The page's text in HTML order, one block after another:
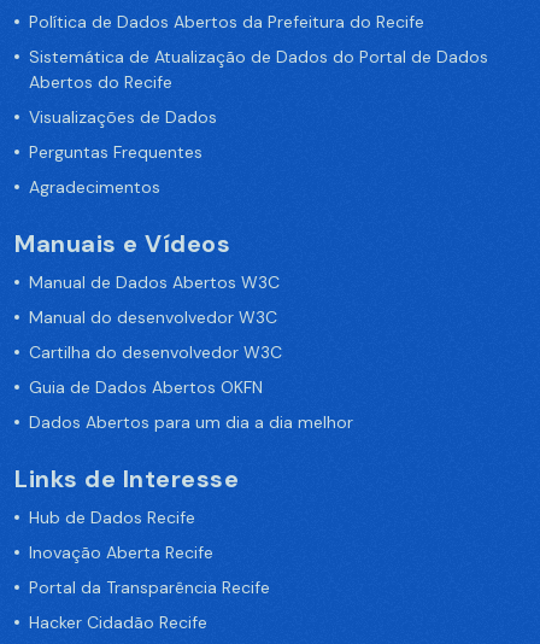
Política de Dados Abertos da Prefeitura do Recife
Sistemática de Atualização de Dados do Portal de Dados
Abertos do Recife
Visualizações de Dados
Perguntas Frequentes
Agradecimentos
Manuais e Vídeos
Manual de Dados Abertos W3C
Manual do desenvolvedor W3C
Cartilha do desenvolvedor W3C
Guia de Dados Abertos OKFN
Dados Abertos para um dia a dia melhor
Links de Interesse
Hub de Dados Recife
Inovação Aberta Recife
Portal da Transparência Recife
Hacker Cidadão Recife